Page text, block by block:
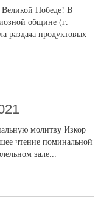
Победе! В
общине (г.
продуктовых
молитву Изкор
чтение поминальной
зале...